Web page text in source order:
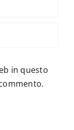
in questo